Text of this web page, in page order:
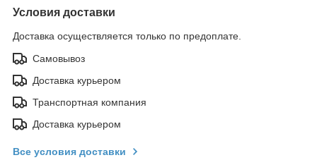
Условия доставки
Доставка осуществляется только по предоплате.
Самовывоз
Доставка курьером
Транспортная компания
Доставка курьером
Все условия доставки